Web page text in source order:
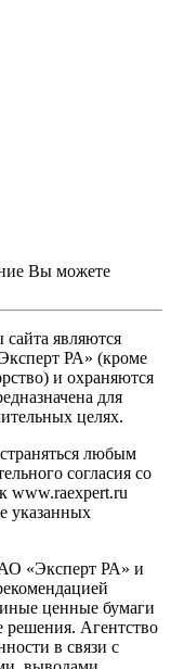
Вы можете
являются
РА» (кроме
и охраняются
для
целях.
любым
согласия со
www.raexpert.ru
указанных
«Эксперт РА» и
ценные бумаги
Агентство
в связи с